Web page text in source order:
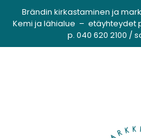
Brändin kirkastaminen ja
Kemi ja lähialue –
p. 040 620 2100 /